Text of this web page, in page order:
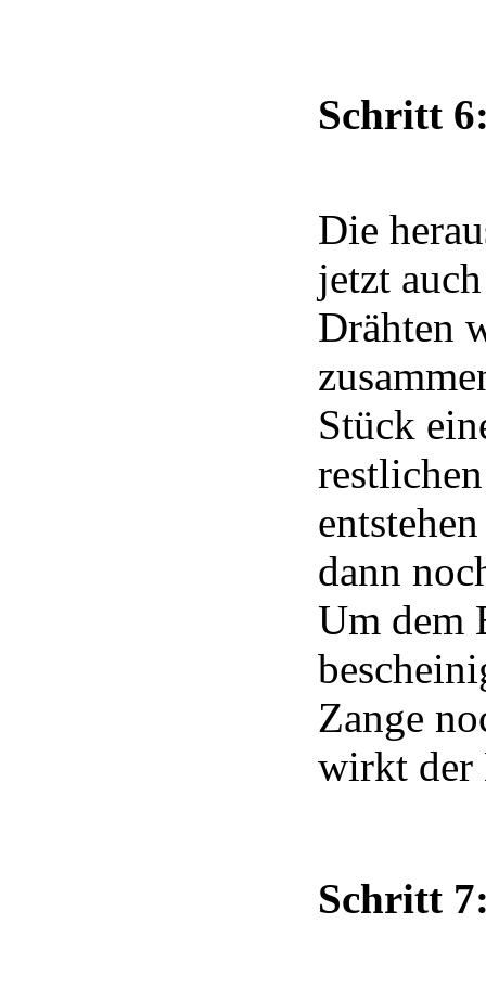
Schritt
Die
jetzt
Drähten
Stück
dann
Um dem
Zange
wirkt der
Schritt